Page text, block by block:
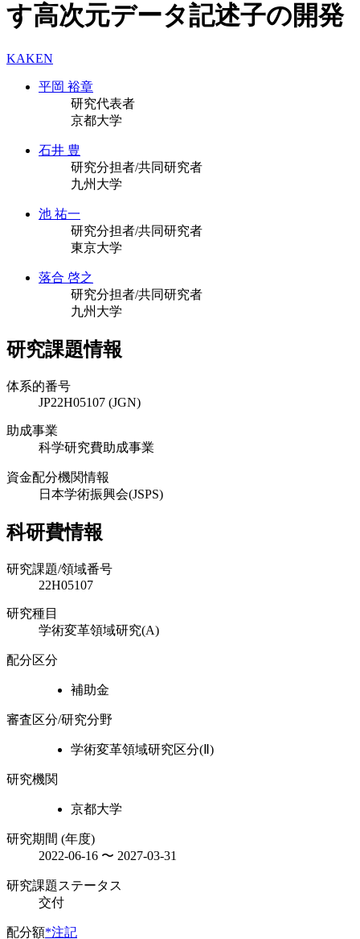
す高次元データ記述子の開発
KAKEN
平岡 裕章
研究代表者
京都大学
石井 豊
研究分担者/共同研究者
九州大学
池 祐一
研究分担者/共同研究者
東京大学
落合 啓之
研究分担者/共同研究者
九州大学
研究課題情報
体系的番号
JP22H05107 (JGN)
助成事業
科学研究費助成事業
資金配分機関情報
日本学術振興会(JSPS)
科研費情報
研究課題/領域番号
22H05107
研究種目
学術変革領域研究(A)
配分区分
補助金
審査区分/研究分野
学術変革領域研究区分(Ⅱ)
研究機関
京都大学
研究期間 (年度)
2022-06-16 〜 2027-03-31
研究課題ステータス
交付
配分額*注記